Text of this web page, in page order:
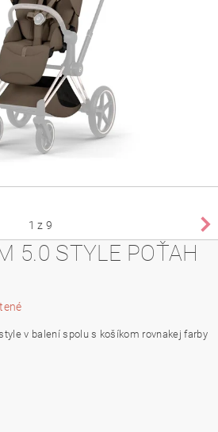
1 z 9
5.0 STYLE POŤAH
v balení spolu s košíkom rovnakej farby